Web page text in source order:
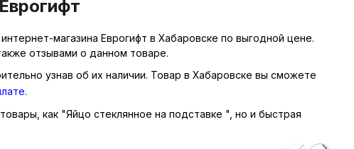
магазина Еврогифт в Хабаровске по выгодной цене.
отзывами о данном товаре.
узнав об их наличии. Товар в Хабаровске вы сможете
.
как "Яйцо стеклянное на подставке ", но и быстрая